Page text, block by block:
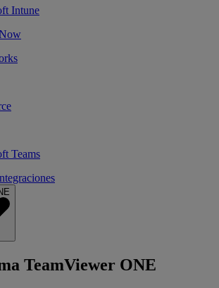
Intune
Teams
TeamViewer ONE